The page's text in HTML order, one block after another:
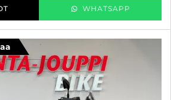
WHATSAPP